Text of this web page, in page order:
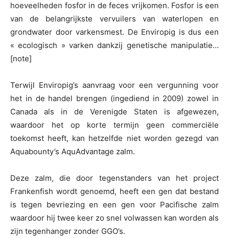
hoeveelheden fosfor in de feces vrijkomen. Fosfor is een
van de belangrijkste vervuilers van waterlopen en
grondwater door varkensmest. De Enviropig is dus een
« ecologisch » varken dankzij genetische manipulatie…
[note]
Terwijl Enviropig’s aanvraag voor een vergunning voor
het in de handel brengen (ingediend in 2009) zowel in
Canada als in de Verenigde Staten is afgewezen,
waardoor het op korte termijn geen commerciële
toekomst heeft, kan hetzelfde niet worden gezegd van
Aquabounty’s AquAdvantage zalm.
Deze zalm, die door tegenstanders van het project
Frankenfish wordt genoemd, heeft een gen dat bestand
is tegen bevriezing en een gen voor Pacifische zalm
waardoor hij twee keer zo snel volwassen kan worden als
zijn tegenhanger zonder GGO’s.